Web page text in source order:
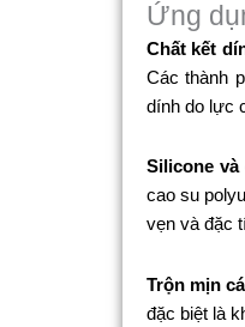
Ứng
Chất kết
Các thành
dính do lực
Silicone và
cao su
vẹn và đặc
Trộn mịn
đặc biệt là